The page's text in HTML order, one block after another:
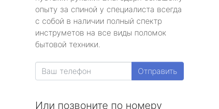
опыту за спиной у специалиста всегда
с собой в наличии полный спектр
инструметов на все виды поломок
бытовой техники.
Отправить
Или позвоните по номеру